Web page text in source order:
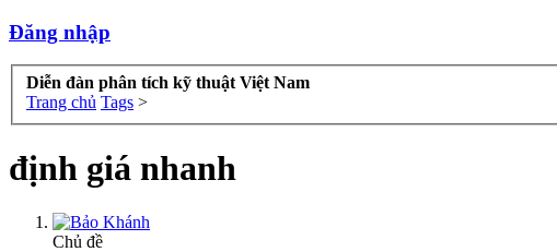
Đăng nhập
Diễn đàn phân tích kỹ thuật Việt Nam
Trang chủ Tags >
định giá nhanh
Chủ đề